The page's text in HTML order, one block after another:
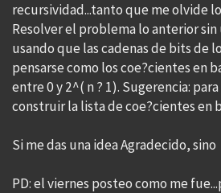
recursividad...tanto que me olvide
Resolver el problema lo anterior sin
usando que las cadenas de bits de
pensarse como los coe?cientes en
entre 0 y 2^( n ? 1). Sugerencia: para
construir la lista de coe?cientes en
Si me das una idea Agradecido,
PD: el viernes posteo como me